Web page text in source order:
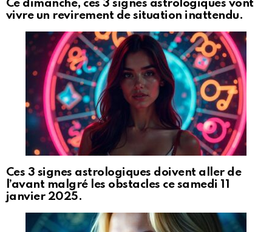
Ce dimanche, ces 3 signes astrologiques vont
vivre un revirement de situation inattendu.
Ces 3 signes astrologiques doivent aller de
l’avant malgré les obstacles ce samedi 11
janvier 2025.